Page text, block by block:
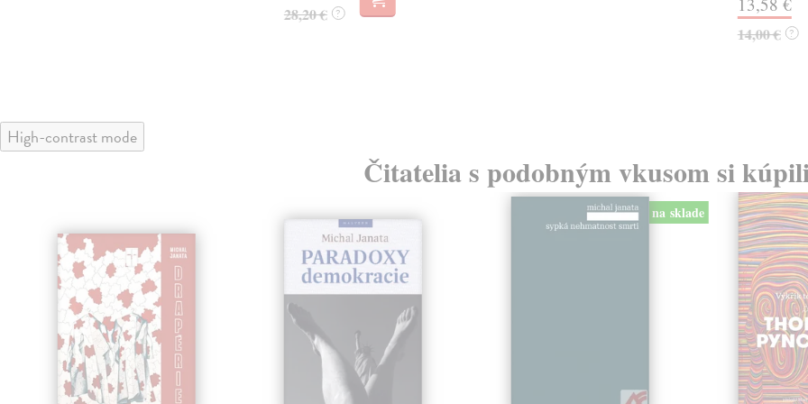
28,20 € ?
14,00 € ?
High-contrast mode
Čitatelia s podobným vkusom si
na sklade